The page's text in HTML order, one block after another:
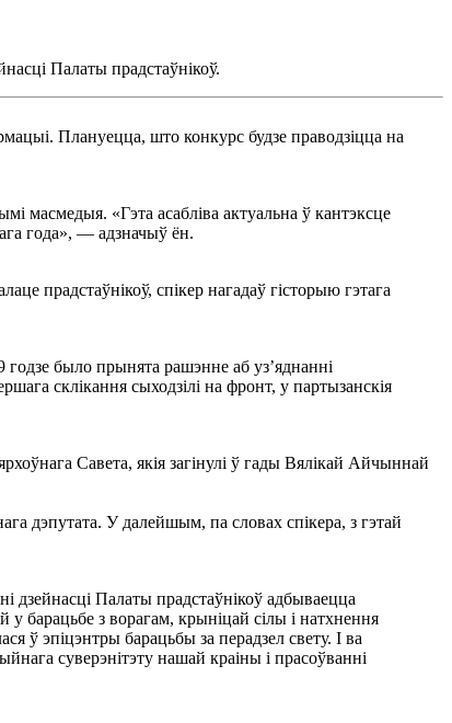
Палаты прадстаўнікоў.
Плануецца, што конкурс будзе праводзіцца на
масмедыя. «Гэта асабліва актуальна ў кантэксце
года», — адзначыў ён.
прадстаўнікоў, спікер нагадаў гісторыю гэтага
было прынята рашэнне аб уз’яднанні
склікання сыходзілі на фронт, у партызанскія
Савета, якія загінулі ў гады Вялікай Айчыннай
дэпутата. У далейшым, па словах спікера, з гэтай
Палаты прадстаўнікоў адбываецца
барацьбе з ворагам, крыніцай сілы і натхнення
ў эпіцэнтры барацьбы за перадзел свету. І ва
суверэнітэту нашай краіны і прасоўванні